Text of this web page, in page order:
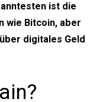
ist die
wie Bitcoin, aber
digitales Geld